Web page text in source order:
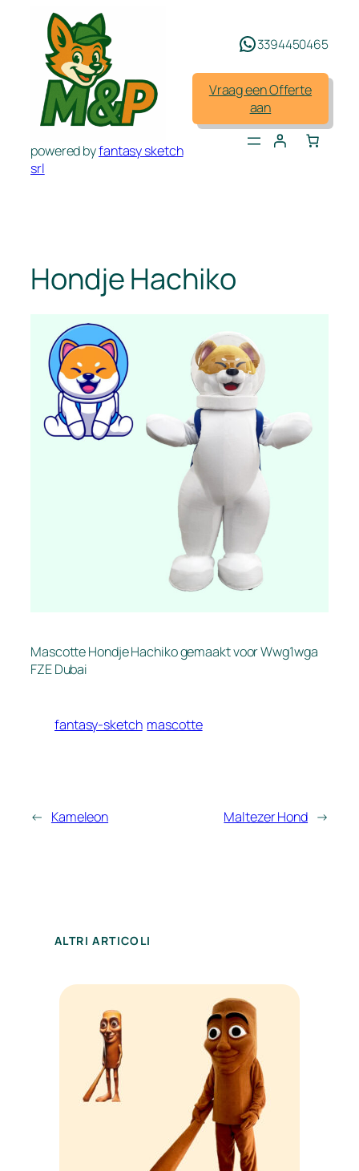
powered byfantasy sketch
srl
3394450465
Vraag een Offerte
aan
Hondje Hachiko
Mascotte Hondje Hachiko gemaakt voor Wwg1wga
FZE Dubai
fantasy-sketch mascotte
← Kameleon Maltezer Hond →
ALTRI ARTICOLI